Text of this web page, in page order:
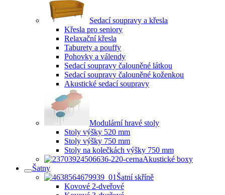
Sedací soupravy a křesla
Křesla pro seniory
Relaxační křesla
Taburety a pouffy
Pohovky a válendy
Sedací soupravy čalouněné látkou
Sedací soupravy čalouněné koženkou
Akustické sedací soupravy
Modulární hravé stoly
Stoly výšky 520 mm
Stoly výšky 750 mm
Stoly na kolečkách výšky 750 mm
Akustické boxy
Šatny
Šatní skříně
Kovové 2-dveřové